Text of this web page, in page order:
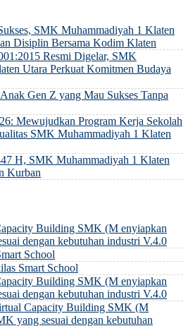
SMK Muhammadiyah 1 Klaten
Disiplin Bersama Kodim Klaten
Resmi Digelar, SMK
Utara Perkuat Komitmen Budaya
Gen Z yang Mau Sukses Tanpa
Mewujudkan Program Kerja Sekolah
SMK Muhammadiyah 1 Klaten
H, SMK Muhammadiyah 1 Klaten
Kurban
Building SMK (M enyiapkan
dengan kebutuhan industri V.4.0
School
Smart School
Building SMK (M enyiapkan
dengan kebutuhan industri V.4.0
Capacity Building SMK (M
yang sesuai dengan kebutuhan